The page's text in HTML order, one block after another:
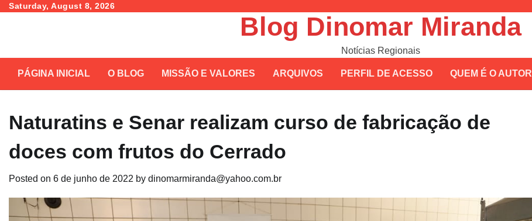
SkipSaturday, August 8, 2026
Blog Dinomar Miranda
Notícias Regionais
PÁGINA INICIAL O BLOG MISSÃO E VALORES ARQUIVOS PERFIL DE ACESSO QUEM É O AUTOR
Naturatins e Senar realizam curso de fabricação de
doces com frutos do Cerrado
Posted on 6 de junho de 2022 by dinomarmiranda@yahoo.com.br